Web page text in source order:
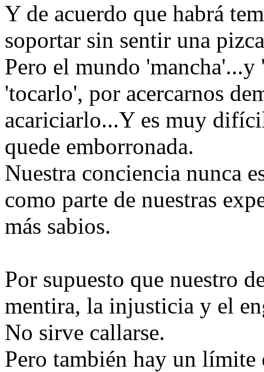
Y de acuerdo que habrá
soportar sin sentir una
Pero el mundo
'tocarlo', por acercarnos
acariciarlo...Y es muy
quede emborronada.
Nuestra conciencia nunca
como parte de nuestras
más sabios.
Por supuesto que nuestro
mentira, la injusticia y el
No sirve callarse.
Pero también hay un límite